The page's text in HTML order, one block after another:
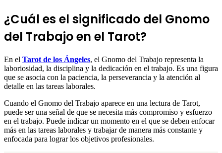
¿Cuál es el significado del Gnomo
del Trabajo en el Tarot?
En el Tarot de los Ángeles, el Gnomo del Trabajo representa la
laboriosidad, la disciplina y la dedicación en el trabajo. Es una figura
que se asocia con la paciencia, la perseverancia y la atención al
detalle en las tareas laborales.
Cuando el Gnomo del Trabajo aparece en una lectura de Tarot,
puede ser una señal de que se necesita más compromiso y esfuerzo
en el trabajo. Puede indicar un momento en el que se deben enfocar
más en las tareas laborales y trabajar de manera más constante y
enfocada para lograr los objetivos profesionales.